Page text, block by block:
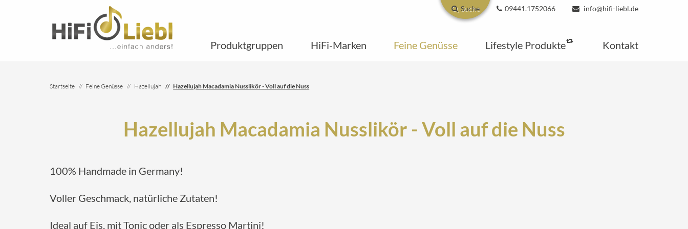
Suche 09441.1752066 info@hifi-liebl.de
Produktgruppen HiFi-Marken Feine Genüsse Lifestyle Produkte Kontakt
Startseite Feine Genüsse Hazellujah Hazellujah Macadamia Nusslikör - Voll auf die Nuss
Hazellujah Macadamia Nusslikör - Voll auf die Nuss
100% Handmade in Germany!
Voller Geschmack, natürliche Zutaten!
Ideal auf Eis, mit Tonic oder als Espresso Martini!